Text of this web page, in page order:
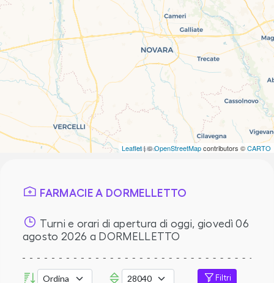
Leaflet| ©OpenStreetMapcontributors ©CARTO
FARMACIE A DORMELLETTO
Turni e orari di apertura di oggi, giovedì 06
agosto 2026 a DORMELLETTO
Filtri